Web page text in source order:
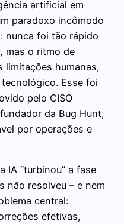
artificial em
paradoxo incômodo
nunca foi tão rápido
mas o ritmo de
limitações humanas,
Esse foi
pelo CISO
da Bug Hunt,
por operações e
IA “turbinou” a fase
não resolveu – e nem
central:
efetivas,